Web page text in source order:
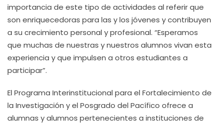
importancia de este tipo de actividades al referir que
son enriquecedoras para las y los jóvenes y contribuyen
a su crecimiento personal y profesional. “Esperamos
que muchas de nuestras y nuestros alumnos vivan esta
experiencia y que impulsen a otros estudiantes a
participar”.
El Programa Interinstitucional para el Fortalecimiento de
la Investigación y el Posgrado del Pacífico ofrece a
alumnas y alumnos pertenecientes a instituciones de